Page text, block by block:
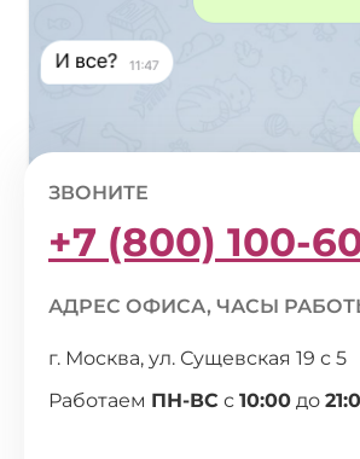
ЗВОНИТЕ
+7 (800) 100-
АДРЕС ОФИСА, ЧАСЫ
г. Москва, ул. Сущевская 19 с 5
Работаем ПН-ВС с 10:00 до